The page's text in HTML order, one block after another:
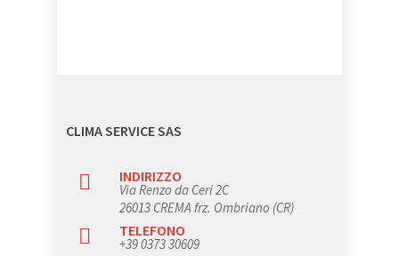
CLIMA SERVICE SAS
INDIRIZZO
Via Renzo da Ceri 2C
26013 CREMA frz. Ombriano (CR)
TELEFONO
+39 0373 30609